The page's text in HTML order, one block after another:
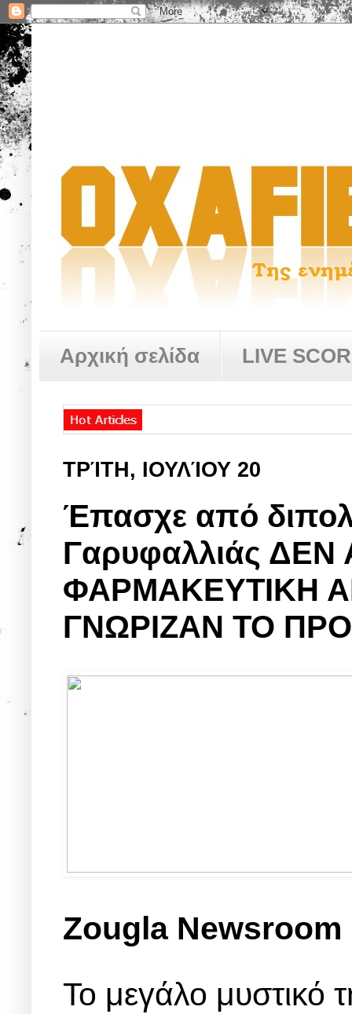
Αρχική σελίδα LIVE
ΤΡΊΤΗ, ΙΟΥΛΊΟΥ 20
Έπασχε από
Γαρυφαλλιάς
ΦΑΡΜΑΚΕΥΤΙΚΗ
ΓΝΩΡΙΖΑΝ ΤΟ
Ζοugla Newsroom
Το μεγάλο μυστικό